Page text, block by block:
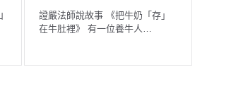
行
證嚴法師說故事 《祇夜多尊者安